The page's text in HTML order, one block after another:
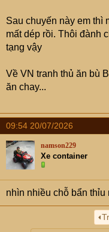
Sau chuyến này em thì
mất dép rồi. Thôi đành
tạng vậy
Về VN tranh thủ ăn bù
ăn chay...
09:54 20/07/2026
namson229
Xe container
nhìn nhiều chỗ bẩn thỉu